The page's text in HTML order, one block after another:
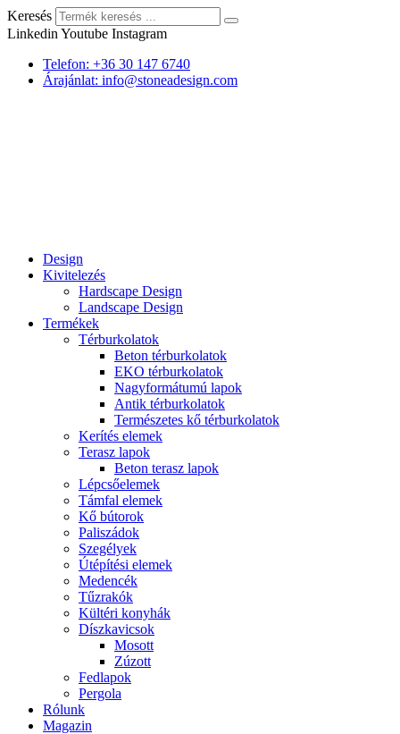
Keresés
Linkedin Youtube Instagram
Telefon: +36 30 147 6740
Árajánlat: info@stoneadesign.com
Design
Kivitelezés
Hardscape Design
Landscape Design
Termékek
Térburkolatok
Beton térburkolatok
EKO térburkolatok
Nagyformátumú lapok
Antik térburkolatok
Természetes kő térburkolatok
Kerítés elemek
Terasz lapok
Beton terasz lapok
Lépcsőelemek
Támfal elemek
Kő bútorok
Paliszádok
Szegélyek
Útépítési elemek
Medencék
Tűzrakók
Kültéri konyhák
Díszkavicsok
Mosott
Zúzott
Fedlapok
Pergola
Rólunk
Magazin